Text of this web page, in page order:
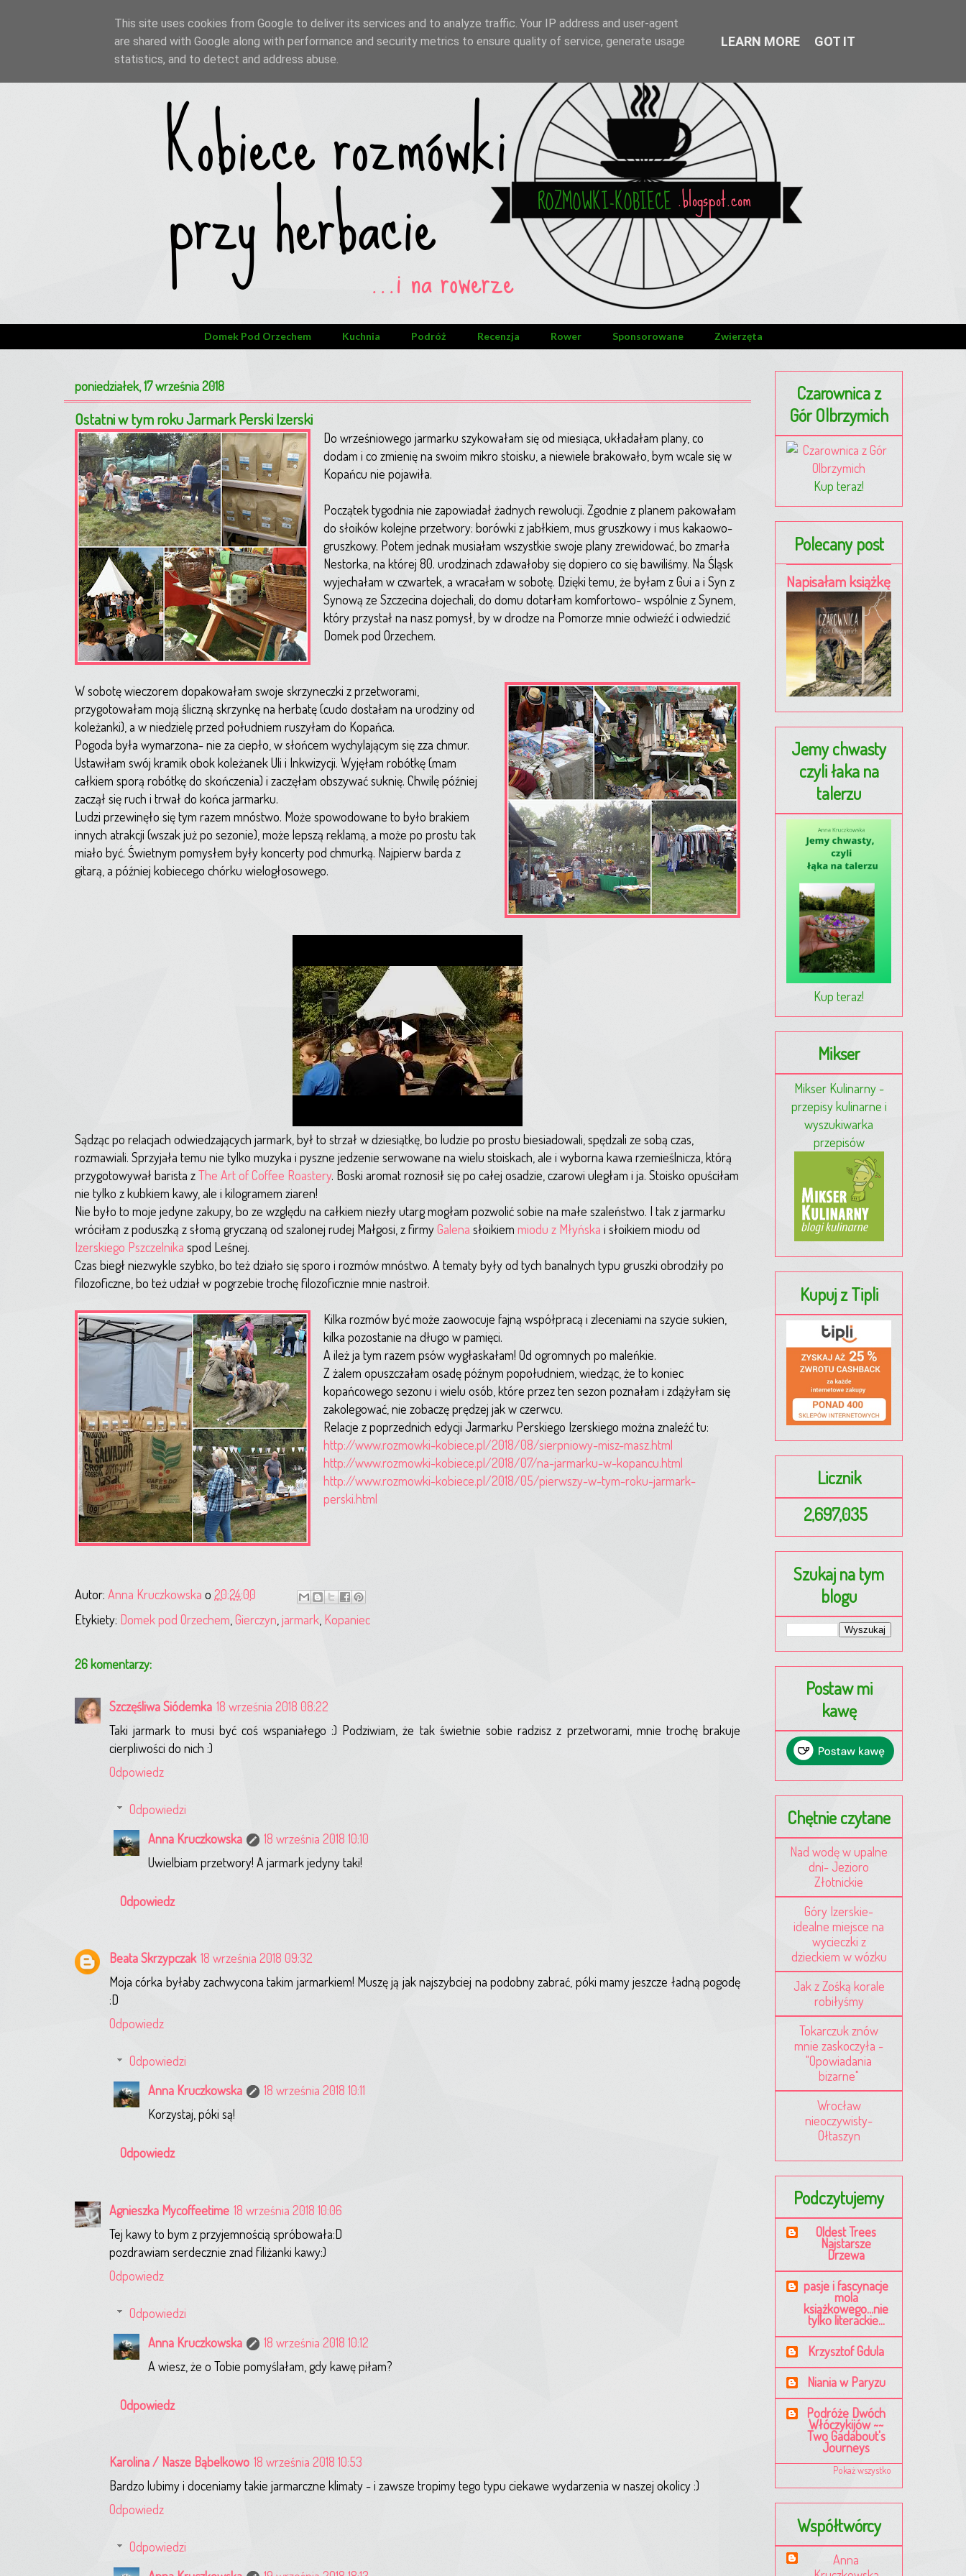
Domek Pod Orzechem Kuchnia Podróż Recenzja Rower Sponsorowane Zwierzęta
poniedziałek, 17 września 2018
Ostatni w tym roku Jarmark Perski Izerski
Do wrześniowego jarmarku szykowałam się od miesiąca, układałam plany, co
dodam i co zmienię na swoim mikro stoisku, a niewiele brakowało, bym wcale się w
Kopańcu nie pojawiła.
Początek tygodnia nie zapowiadał żadnych rewolucji. Zgodnie z planem pakowałam
do słoików kolejne przetwory: borówki z jabłkiem, mus gruszkowy i mus kakaowo-
gruszkowy. Potem jednak musiałam wszystkie swoje plany zrewidować, bo zmarła
Nestorka, na której 80. urodzinach zdawałoby się dopiero co się bawiliśmy. Na Śląsk
wyjechałam w czwartek, a wracałam w sobotę. Dzięki temu, że byłam z Gui a i Syn z
Synową ze Szczecina dojechali, do domu dotarłam komfortowo- wspólnie z Synem,
który przystał na nasz pomysł, by w drodze na Pomorze mnie odwieźć i odwiedzić
Domek pod Orzechem.
W sobotę wieczorem dopakowałam swoje skrzyneczki z przetworami,
przygotowałam moją śliczną skrzynkę na herbatę (cudo dostałam na urodziny od
koleżanki), a w niedzielę przed południem ruszyłam do Kopańca.
Pogoda była wymarzona- nie za ciepło, w słońcem wychylającym się zza chmur.
Ustawiłam swój kramik obok koleżanek Uli i Inkwizycji. Wyjęłam robótkę (mam
całkiem sporą robótkę do skończenia) i zaczęłam obszywać suknię. Chwilę później
zaczął się ruch i trwał do końca jarmarku.
Ludzi przewinęło się tym razem mnóstwo. Może spowodowane to było brakiem
innych atrakcji (wszak już po sezonie), może lepszą reklamą, a może po prostu tak
miało być. Świetnym pomysłem były koncerty pod chmurką. Najpierw barda z
gitarą, a później kobiecego chórku wielogłosowego.
Sądząc po relacjach odwiedzających jarmark, był to strzał w dziesiątkę, bo ludzie po prostu biesiadowali, spędzali ze sobą czas,
rozmawiali. Sprzyjała temu nie tylko muzyka i pyszne jedzenie serwowane na wielu stoiskach, ale i wyborna kawa rzemieślnicza, którą
przygotowywał barista zThe Art of Coffee Roastery. Boski aromat roznosił się po całej osadzie, czarowi uległam i ja. Stoisko opuściłam
nie tylko z kubkiem kawy, ale i kilogramem ziaren!
Nie było to moje jedyne zakupy, bo ze względu na całkiem niezły utarg mogłam pozwolić sobie na małe szaleństwo. I tak z jarmarku
wróciłam z poduszką z słomą gryczaną od szalonej rudej Małgosi, z firmyGalena słoikiem miodu z Młyńska i słoikiem miodu od
Izerskiego Pszczelnika spod Leśnej.
Czas biegł niezwykle szybko, bo też działo się sporo i rozmów mnóstwo. A tematy były od tych banalnych typu gruszki obrodziły po
filozoficzne, bo też udział w pogrzebie trochę filozoficznie mnie nastroił.
Kilka rozmów być może zaowocuje fajną współpracą i zleceniami na szycie sukien,
kilka pozostanie na długo w pamięci.
A ileż ja tym razem psów wygłaskałam! Od ogromnych po maleńkie.
Z żalem opuszczałam osadę późnym popołudniem, wiedząc, że to koniec
kopańcowego sezonu i wielu osób, które przez ten sezon poznałam i zdążyłam się
zakolegować, nie zobaczę prędzej jak w czerwcu.
Relacje z poprzednich edycji Jarmarku Perskiego Izerskiego można znaleźć tu:
http://www.rozmowki-kobiece.pl/2018/08/sierpniowy-misz-masz.html
http://www.rozmowki-kobiece.pl/2018/07/na-jarmarku-w-kopancu.html
http://www.rozmowki-kobiece.pl/2018/05/pierwszy-w-tym-roku-jarmark-
perski.html
Autor: Anna Kruczkowska o 20:24:00
Etykiety: Domek pod Orzechem Gierczyn jarmark Kopaniec
26 komentarzy:
Szczęśliwa Siódemka 18 września 2018 08:22
Taki jarmark to musi być coś wspaniałego :) Podziwiam, że tak świetnie sobie radzisz z przetworami, mnie trochę brakuje
cierpliwości do nich :)
Odpowiedz
Odpowiedzi
Anna Kruczkowska
18 września 2018 10:10
Uwielbiam przetwory! A jarmark jedyny taki!
Odpowiedz
Beata Skrzypczak 18 września 2018 09:32
Moja córka byłaby zachwycona takim jarmarkiem! Muszę ją jak najszybciej na podobny zabrać, póki mamy jeszcze ładną pogodę
:D
Odpowiedz
Odpowiedzi
Anna Kruczkowska
18 września 2018 10:11
Korzystaj, póki są!
Odpowiedz
Agnieszka Mycoffeetime 18 września 2018 10:06
Tej kawy to bym z przyjemnością spróbowała:D
pozdrawiam serdecznie znad filiżanki kawy:)
Odpowiedz
Odpowiedzi
Anna Kruczkowska
18 września 2018 10:12
A wiesz, że o Tobie pomyślałam, gdy kawę piłam?
Odpowiedz
Karolina / Nasze Bąbelkowo 18 września 2018 10:53
Bardzo lubimy i doceniamy takie jarmarczne klimaty - i zawsze tropimy tego typu ciekawe wydarzenia w naszej okolicy :)
Odpowiedz
Odpowiedzi
Czarownica z
Gór Olbrzymich
Kup teraz!
Polecany post
Napisałam książkę
Jemy chwasty
czyli łaka na
talerzu
Kup teraz!
Mikser
Mikser Kulinarny -
przepisy kulinarne i
wyszukiwarka
przepisów
Kupuj z Tipli
Licznik
2,697,035
Szukaj na tym
blogu
Postaw mi
kawę
Chętnie czytane
Nad wodę w upalne
dni- Jezioro
Złotnickie
Góry Izerskie-
idealne miejsce na
wycieczki z
dzieckiem w wózku
Jak z Zośką korale
robiłyśmy
Tokarczuk znów
mnie zaskoczyła -
"Opowiadania
bizarne"
Wrocław
nieoczywisty-
Ołtaszyn
Podczytujemy
Oldest Trees
Najstarsze
Drzewa
pasje i fascynacje
mola
książkowego...nie
tylko literackie...
Krzysztof Gdula
Niania w Paryzu
Podróże Dwóch
Włóczykijów ~~
Two Gadabout's
Journeys
Pokaż wszystko
Współtwórcy
Anna
This site uses cookies from Google to deliver its services and to analyze traffic. Your IP address and user-agent
are shared with Google along with performance and security metrics to ensure quality of service, generate usage
statistics, and to detect and address abuse.
LEARN MORE GOT IT